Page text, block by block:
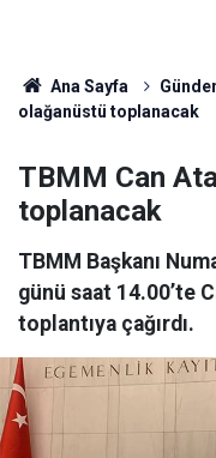
Ana Sayfa
olağanüstü toplanacak
TBMM Can
toplanacak
TBMM Başkanı
günü saat 14.00’te
toplantıya çağırdı.